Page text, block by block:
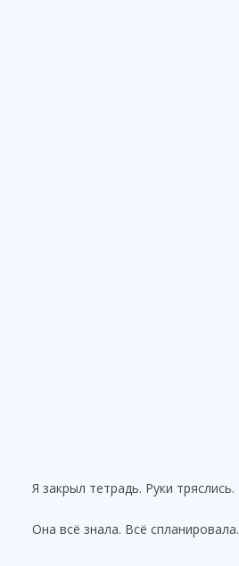
Я закрыл тетрадь. Руки тряслись.
Она всё знала. Всё спланировала.